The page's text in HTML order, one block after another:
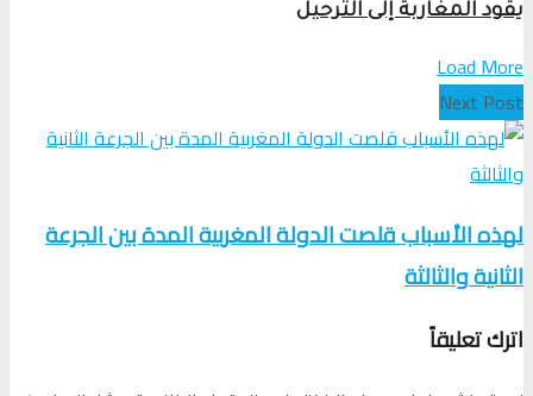
يقود المغاربة إلى الترحيل
Load More
Next Post
لهذه الأسباب قلصت الدولة المغربية المدة بين الجرعة
الثانية والثالثة
اترك تعليقاً